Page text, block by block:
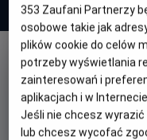
353 Zaufani Partnerzy
osobowe takie jak
plików cookie do celów
potrzeby wyświetlania
zainteresowań i
aplikacjach i w
Jeśli nie chcesz
lub chcesz wycofać